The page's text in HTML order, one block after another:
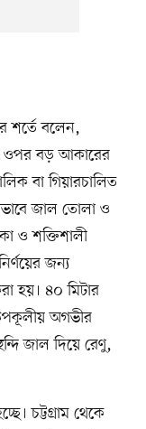
শর্তে বলেন,
ওপর বড় আকারের
বা গিয়ারচালিত
জাল তোলা ও
ও শক্তিশালী
জন্য
হয়। ৪০ মিটার
অগভীর
জাল দিয়ে রেণু,
চট্টগ্রাম থেকে